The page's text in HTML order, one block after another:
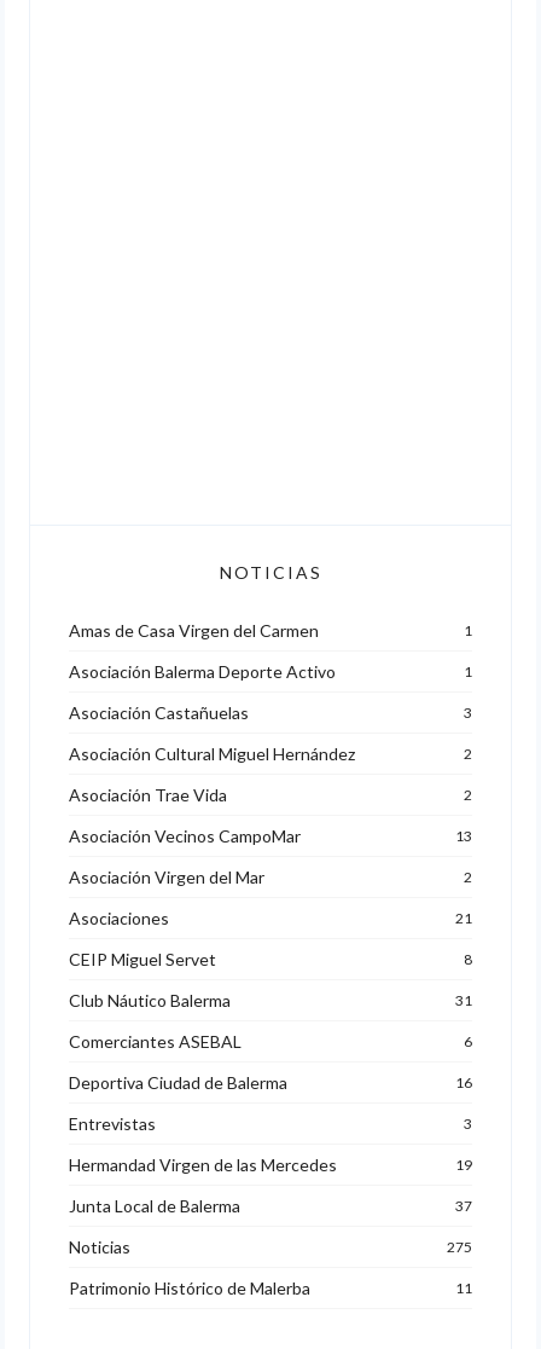
NOTICIAS
Amas de Casa Virgen del Carmen 1
Asociación Balerma Deporte Activo 1
Asociación Castañuelas 3
Asociación Cultural Miguel Hernández 2
Asociación Trae Vida 2
Asociación Vecinos CampoMar 13
Asociación Virgen del Mar 2
Asociaciones 21
CEIP Miguel Servet 8
Club Náutico Balerma 31
Comerciantes ASEBAL 6
Deportiva Ciudad de Balerma 16
Entrevistas 3
Hermandad Virgen de las Mercedes 19
Junta Local de Balerma 37
Noticias 275
Patrimonio Histórico de Malerba 11